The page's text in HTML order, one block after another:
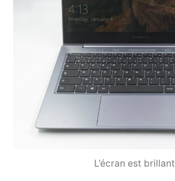
L’écran est brillant